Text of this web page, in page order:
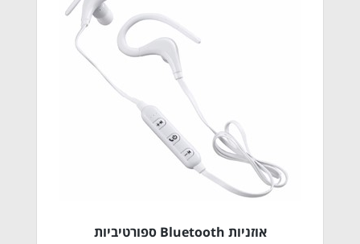
אוזניות Bluetooth ספורטיביות